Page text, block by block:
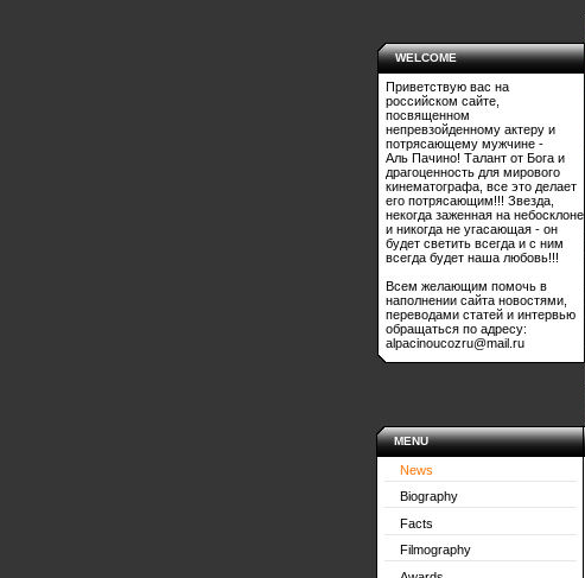
WELCOME
Приветствую вас на
российском сайте,
посвященном
непревзойденному актеру и
потрясающему мужчине -
Аль Пачино! Талант от Бога и
драгоценность для мирового
кинематографа, все это делает
его потрясающим!!! Звезда,
некогда заженная на небосклоне
и никогда не угасающая - он
будет светить всегда и с ним
всегда будет наша любовь!!!
Всем желающим помочь в
наполнении сайта новостями,
переводами статей и интервью
обращаться по адресу:
alpacinoucozru@mail.ru
MENU
News
Biography
Facts
Filmography